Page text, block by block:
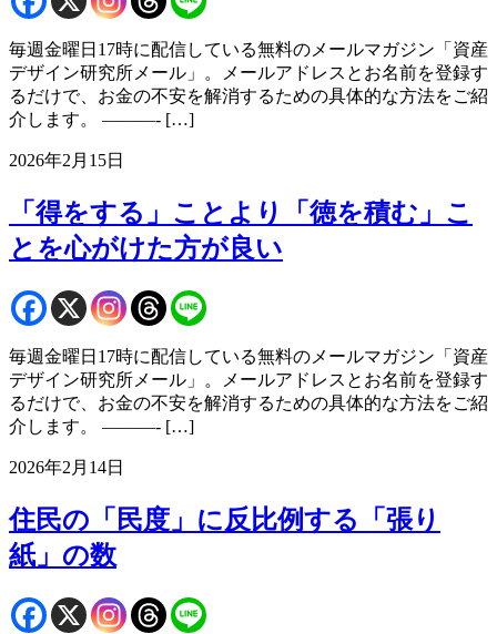
毎週金曜日17時に配信している無料のメールマガジン「資産
デザイン研究所メール」。メールアドレスとお名前を登録す
るだけで、お金の不安を解消するための具体的な方法をご紹
介します。 ———- […]
2026年2月15日
「得をする」ことより「徳を積む」こ
とを心がけた方が良い
毎週金曜日17時に配信している無料のメールマガジン「資産
デザイン研究所メール」。メールアドレスとお名前を登録す
るだけで、お金の不安を解消するための具体的な方法をご紹
介します。 ———- […]
2026年2月14日
住民の「民度」に反比例する「張り
紙」の数